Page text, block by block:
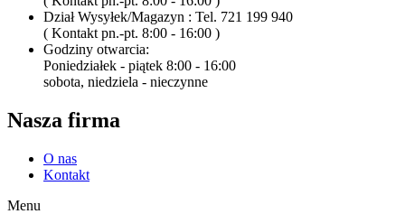
Dział Wysyłek/Magazyn : Tel. 721 199 940
( Kontakt pn.-pt. 8:00 - 16:00 )
Godziny otwarcia:
Poniedziałek - piątek 8:00 - 16:00
sobota, niedziela - nieczynne
Nasza firma
O nas
Kontakt
Menu